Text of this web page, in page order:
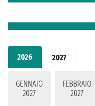
2026 2027
GENNAIO
2027
FEBBRAIO
2027